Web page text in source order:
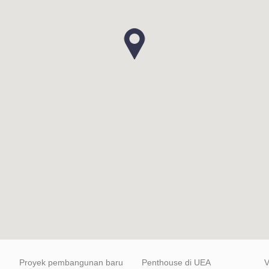
Proyek pembangunan baru
Penthouse di UEA